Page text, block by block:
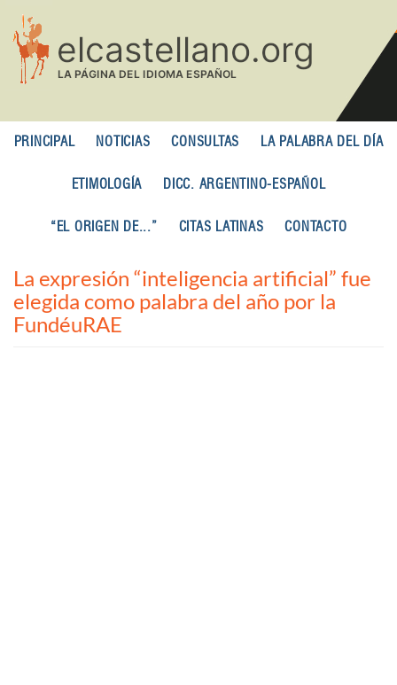
contenido
principal
PRINCIPAL NOTICIAS CONSULTAS LA PALABRA DEL DÍA
ETIMOLOGÍA DICC. ARGENTINO-ESPAÑOL
“EL ORIGEN DE...” CITAS LATINAS CONTACTO
La expresión “inteligencia artificial” fue
elegida como palabra del año por la
FundéuRAE